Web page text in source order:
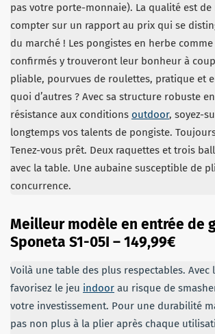
pas votre porte-monnaie). La qualité est de
compter sur un rapport au prix qui se
du marché ! Les pongistes en herbe
confirmés y trouveront leur bonheur à
pliable, pourvues de roulettes, pratique et
quoi d’autres ? Avec sa structure robuste
résistance aux conditions outdoor, soyez-
longtemps vos talents de pongiste.
Tenez-vous prêt. Deux raquettes et trois
avec la table. Une aubaine susceptible de
concurrence.
Meilleur modèle en entrée de
Sponeta S1-05I –149,99€
Voilà une table des plus respectables. Avec
favorisez le jeu indoor au risque de
votre investissement. Pour une durabilité
pas non plus à la plier après chaque